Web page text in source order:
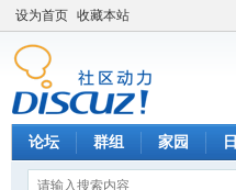
设为首页 收藏本站
论坛 群组 家园